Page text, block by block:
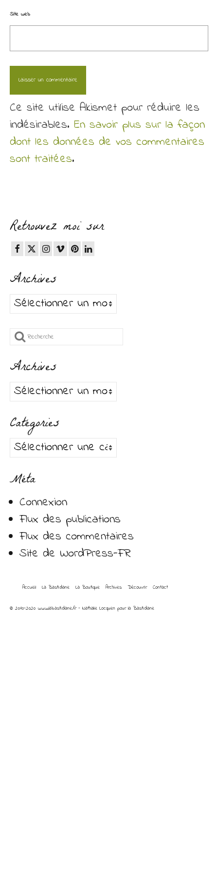
Site web
Ce site utilise Akismet pour réduire les
indésirables. En savoir plus sur la façon
dont les données de vos commentaires
sont traitées.
Retrouvez moi sur
Archives
Archives
Rechercher
Archives
Archives
Catégories
Catégories
Méta
Connexion
Flux des publications
Flux des commentaires
Site de WordPress-FR
Accueil La Bastidane La Boutique Archives Découvrir Contact
© 2010-2020 www.labastidane.fr - Nathalie Locquen pour la Bastidane